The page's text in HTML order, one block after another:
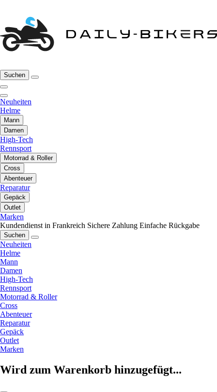
Suchen
Neuheiten
Helme
Mann
Damen
High-Tech
Rennsport
Motorrad & Roller
Cross
Abenteuer
Reparatur
Gepäck
Outlet
Marken
Kundendienst in Frankreich Sichere Zahlung Einfache Rückgabe
Suchen
Neuheiten
Helme
Mann
Damen
High-Tech
Rennsport
Motorrad & Roller
Cross
Abenteuer
Reparatur
Gepäck
Outlet
Marken
Wird zum Warenkorb hinzugefügt...